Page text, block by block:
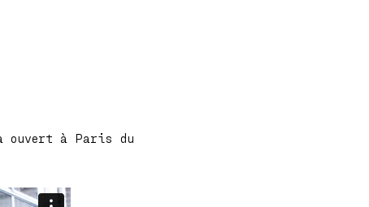
ouvert à Paris du